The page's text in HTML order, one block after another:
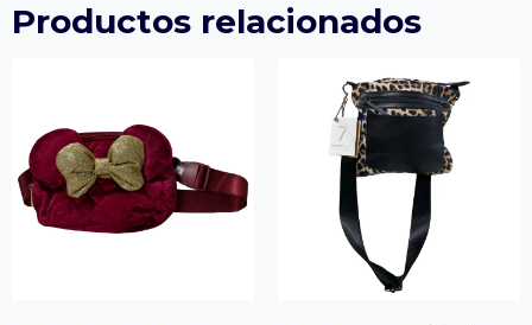
Productos relacionados